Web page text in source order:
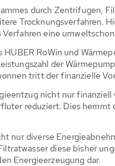
durch Zentrifugen,
Trocknungsverfahren.
eine
RoWin und
der
tritt der finanzielle
nicht nur
reduziert. Dies
nur diverse
diese bisher
Energieerzeugung dar.